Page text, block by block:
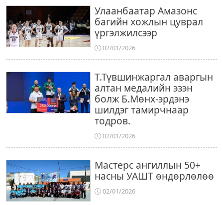
Улаанбаатар Амазонс
багийн хожлын цуврал
үргэлжилсээр
02/01/2026
Т.Түвшинжаргал аваргын
алтан медалийн эзэн
болж Б.Мөнх-эрдэнэ
шилдэг тамирчнаар
тодров.
02/01/2026
Мастерс ангиллын 50+
насны УАШТ өндөрлөлөө
02/01/2026